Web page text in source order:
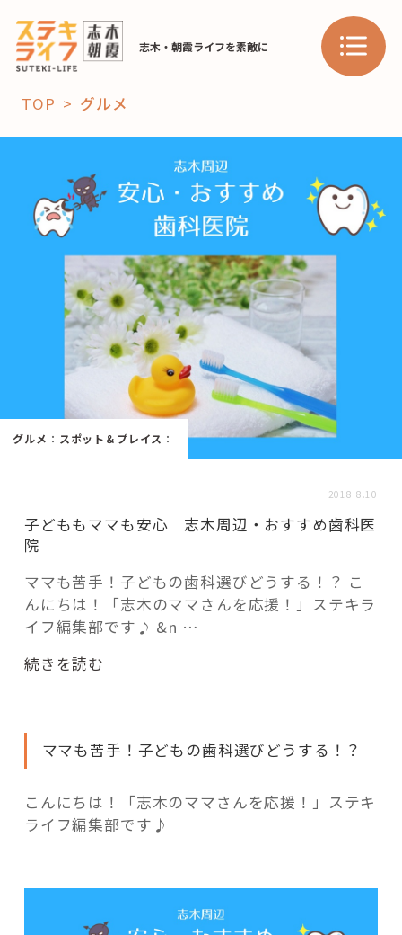
志木・朝霞ライフを素敵に
「コト」
子育て
暮らし
おすすめ
スポット 学び・教育
「場」
HAREL HAREL
活用事例
fleXe リノベ事例
「ひと」
記事検索
TOP グルメ
グルメ ： スポット＆プレイス ：
2018.8.10
子どももママも安心 志木周辺・おすすめ歯科医
院
ママも苦手！子どもの歯科選びどうする！？ こ
んにちは！「志木のママさんを応援！」ステキラ
イフ編集部です♪ &n …
“子
も
マ
も
安
木
続きを読む
ママも苦手！子どもの歯科選びどうする！？
こんにちは！「志木のママさんを応援！」ステキ
ライフ編集部です♪